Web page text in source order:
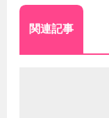
関連記事